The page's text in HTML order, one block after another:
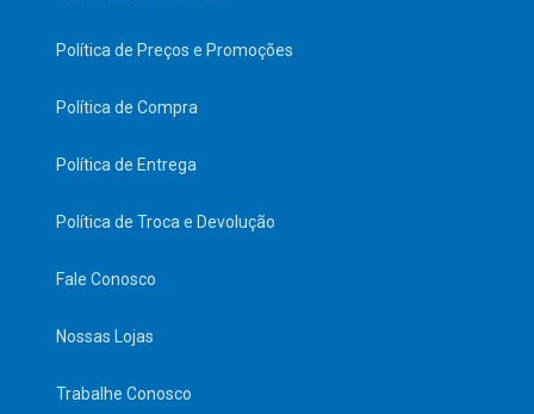
Política de Preços e Promoções
Política de Compra
Política de Entrega
Política de Troca e Devolução
Fale Conosco
Nossas Lojas
Trabalhe Conosco